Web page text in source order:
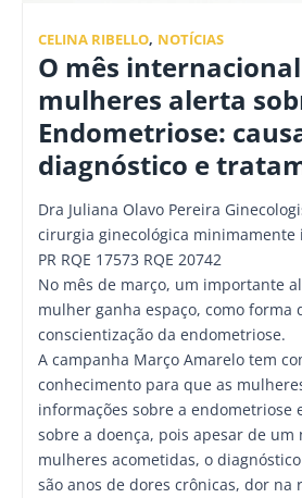
CELINA RIBELLO, NOTÍCIAS
O mês
mulheres alerta
Endometriose:
diagnóstico e
Dra Juliana Olavo Pereira
cirurgia ginecológica minimamente
PR RQE 17573 RQE 20742
No mês de março, um importante
mulher ganha espaço, como forma
conscientização da endometriose.
A campanha Março Amarelo tem
conhecimento para que as
informações sobre a endometriose
sobre a doença, pois apesar de um
mulheres acometidas, o
são anos de dores crônicas, dor na